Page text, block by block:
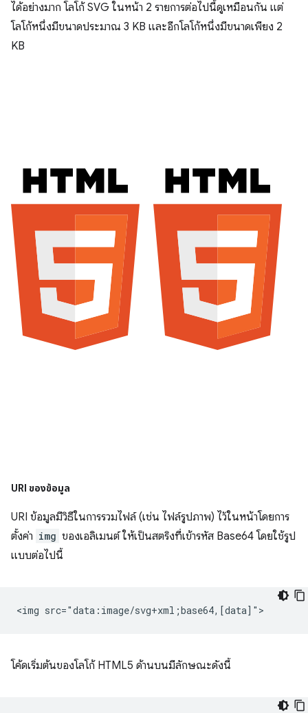
ได้อย่างมาก โลโก้ SVG ในหน้า 2 รายการต่อไปนี้ดูเหมือนกัน แต่
โลโก้หนึ่งมีขนาดประมาณ 3 KB และอีกโลโก้หนึ่งมีขนาดเพียง 2
KB
URI ของข้อมูล
URI ข้อมูลมีวิธีในการรวมไฟล์ (เช่น ไฟล์รูปภาพ) ไว้ในหน้าโดยการ
ตั้งค่า img ของเอลิเมนต์ ให้เป็นสตริงที่เข้ารหัส Base64 โดยใช้รูป
แบบต่อไปนี้
โค้ดเริ่มต้นของโลโก้ HTML5 ด้านบนมีลักษณะดังนี้